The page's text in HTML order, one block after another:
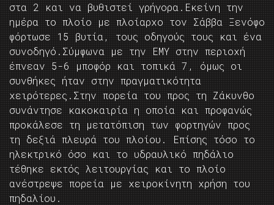
στα 2 και να βυθιστεί γρήγορα.Εκείνη την
ημέρα το πλοίο με πλοίαρχο τον Σάββα Ξενόφο
φόρτωσε 15 βυτία, τους οδηγούς τους και ένα
συνοδηγό.Σύμφωνα με την ΕΜΥ στην περιοχή
έπνεαν 5-6 μποφόρ και τοπικά 7, όμως οι
συνθήκες ήταν στην πραγματικότητα
χειρότερες.Στην πορεία του προς τη Ζάκυνθο
συνάντησε κακοκαιρία η οποία και προφανώς
προκάλεσε τη μετατόπιση των φορτηγών προς
τη δεξιά πλευρά του πλοίου. Επίσης τόσο το
ηλεκτρικό όσο και το υδραυλικό πηδάλιο
τέθηκε εκτός λειτουργίας και το πλοίο
ανέστρεψε πορεία με χειροκίνητη χρήση του
πηδαλίου.